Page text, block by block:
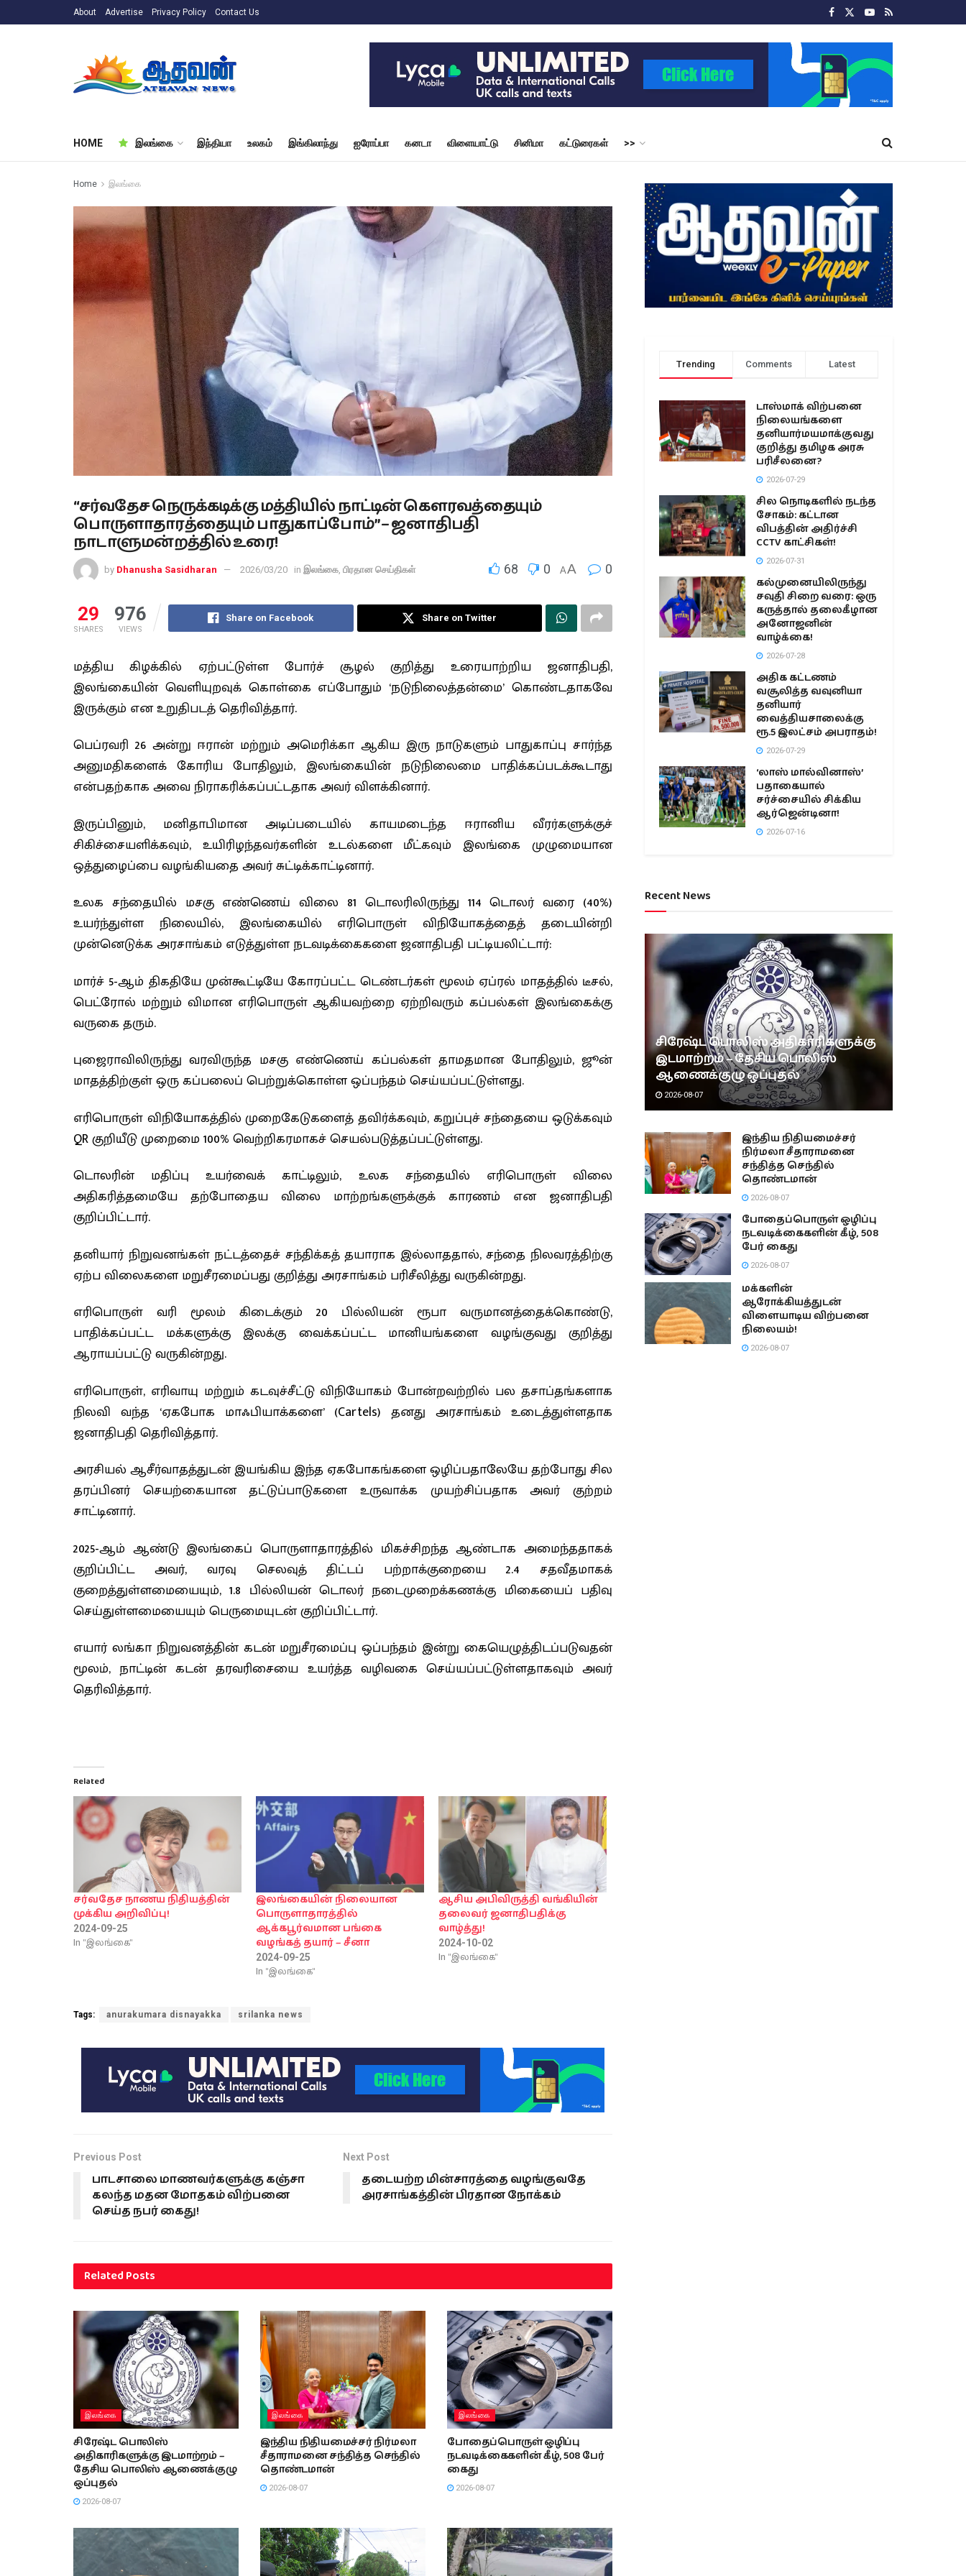
About Advertise Privacy Policy Contact Us
HOME இலங்கை இந்தியா உலகம் இங்கிலாந்து ஐரோப்பா கனடா விளையாட்டு சினிமா கட்டுரைகள் >>
Home இலங்கை
“சர்வதேச நெருக்கடிக்கு மத்தியில் நாட்டின் கௌரவத்தையும்
பொருளாதாரத்தையும் பாதுகாப்போம்” – ஜனாதிபதி
நாடாளுமன்றத்தில் உரை!
by Dhanusha Sasidharan 2026/03/20 in இலங்கை பிரதான செய்திகள் 68 0 AA 0
29
SHARES
976
VIEWS
Share on Facebook Share on Twitter
மத்திய கிழக்கில் ஏற்பட்டுள்ள போர்ச் சூழல் குறித்து உரையாற்றிய ஜனாதிபதி,
இலங்கையின் வெளியுறவுக் கொள்கை எப்போதும் ‘நடுநிலைத்தன்மை’ கொண்டதாகவே
இருக்கும் என உறுதிபடத் தெரிவித்தார்.
பெப்ரவரி 26 அன்று ஈரான் மற்றும் அமெரிக்கா ஆகிய இரு நாடுகளும் பாதுகாப்பு சார்ந்த
அனுமதிகளைக் கோரிய போதிலும், இலங்கையின் நடுநிலைமை பாதிக்கப்படக்கூடாது
என்பதற்காக அவை நிராகரிக்கப்பட்டதாக அவர் விளக்கினார்.
இருப்பினும், மனிதாபிமான அடிப்படையில் காயமடைந்த ஈரானிய வீரர்களுக்குச்
சிகிச்சையளிக்கவும், உயிரிழந்தவர்களின் உடல்களை மீட்கவும் இலங்கை முழுமையான
ஒத்துழைப்பை வழங்கியதை அவர் சுட்டிக்காட்டினார்.
உலக சந்தையில் மசகு எண்ணெய் விலை 81 டொலரிலிருந்து 114 டொலர் வரை (40%)
உயர்ந்துள்ள நிலையில், இலங்கையில் எரிபொருள் விநியோகத்தைத் தடையின்றி
முன்னெடுக்க அரசாங்கம் எடுத்துள்ள நடவடிக்கைகளை ஜனாதிபதி பட்டியலிட்டார்:
மார்ச் 5-ஆம் திகதியே முன்கூட்டியே கோரப்பட்ட டெண்டர்கள் மூலம் ஏப்ரல் மாதத்தில் டீசல்,
பெட்ரோல் மற்றும் விமான எரிபொருள் ஆகியவற்றை ஏற்றிவரும் கப்பல்கள் இலங்கைக்கு
வருகை தரும்.
புஜைராவிலிருந்து வரவிருந்த மசகு எண்ணெய் கப்பல்கள் தாமதமான போதிலும், ஜூன்
மாதத்திற்குள் ஒரு கப்பலைப் பெற்றுக்கொள்ள ஒப்பந்தம் செய்யப்பட்டுள்ளது.
எரிபொருள் விநியோகத்தில் முறைகேடுகளைத் தவிர்க்கவும், கறுப்புச் சந்தையை ஒடுக்கவும்
QR குறியீடு முறைமை 100% வெற்றிகரமாகச் செயல்படுத்தப்பட்டுள்ளது.
டொலரின் மதிப்பு உயர்வைக் காட்டிலும், உலக சந்தையில் எரிபொருள் விலை
அதிகரித்தமையே தற்போதைய விலை மாற்றங்களுக்குக் காரணம் என ஜனாதிபதி
குறிப்பிட்டார்.
தனியார் நிறுவனங்கள் நட்டத்தைச் சந்திக்கத் தயாராக இல்லாததால், சந்தை நிலவரத்திற்கு
ஏற்ப விலைகளை மறுசீரமைப்பது குறித்து அரசாங்கம் பரிசீலித்து வருகின்றது.
எரிபொருள் வரி மூலம் கிடைக்கும் 20 பில்லியன் ரூபா வருமானத்தைக்கொண்டு,
பாதிக்கப்பட்ட மக்களுக்கு இலக்கு வைக்கப்பட்ட மானியங்களை வழங்குவது குறித்து
ஆராயப்பட்டு வருகின்றது.
எரிபொருள், எரிவாயு மற்றும் கடவுச்சீட்டு விநியோகம் போன்றவற்றில் பல தசாப்தங்களாக
நிலவி வந்த ‘ஏகபோக மாஃபியாக்களை’ (Cartels) தனது அரசாங்கம் உடைத்துள்ளதாக
ஜனாதிபதி தெரிவித்தார்.
அரசியல் ஆசீர்வாதத்துடன் இயங்கிய இந்த ஏகபோகங்களை ஒழிப்பதாலேயே தற்போது சில
தரப்பினர் செயற்கையான தட்டுப்பாடுகளை உருவாக்க முயற்சிப்பதாக அவர் குற்றம்
சாட்டினார்.
2025-ஆம் ஆண்டு இலங்கைப் பொருளாதாரத்தில் மிகச்சிறந்த ஆண்டாக அமைந்ததாகக்
குறிப்பிட்ட அவர், வரவு செலவுத் திட்டப் பற்றாக்குறையை 2.4 சதவீதமாகக்
குறைத்துள்ளமையையும், 1.8 பில்லியன் டொலர் நடைமுறைக்கணக்கு மிகையைப் பதிவு
செய்துள்ளமையையும் பெருமையுடன் குறிப்பிட்டார்.
எயார் லங்கா நிறுவனத்தின் கடன் மறுசீரமைப்பு ஒப்பந்தம் இன்று கையெழுத்திடப்படுவதன்
மூலம், நாட்டின் கடன் தரவரிசையை உயர்த்த வழிவகை செய்யப்பட்டுள்ளதாகவும் அவர்
தெரிவித்தார்.
Related
சர்வதேச நாணய நிதியத்தின்
முக்கிய அறிவிப்பு!
2024-09-25
In "இலங்கை"
இலங்கையின் நிலையான
பொருளாதாரத்தில்
ஆக்கபூர்வமான பங்கை
வழங்கத் தயார் – சீனா
2024-09-25
In "இலங்கை"
ஆசிய அபிவிருத்தி வங்கியின்
தலைவர் ஜனாதிபதிக்கு
வாழ்த்து!
2024-10-02
In "இலங்கை"
Tags: anurakumara disnayakka srilanka news
Previous Post
பாடசாலை மாணவர்களுக்கு கஞ்சா
கலந்த மதன மோதகம் விற்பனை
செய்த நபர் கைது!
Next Post
தடையற்ற மின்சாரத்தை வழங்குவதே
அரசாங்கத்தின் பிரதான நோக்கம்
RelatedPosts
இலங்கை
சிரேஷ்ட பொலிஸ்
அதிகாரிகளுக்கு இடமாற்றம் –
தேசிய பொலிஸ் ஆணைக்குழு
ஒப்புதல்
2026-08-07
இலங்கை
இந்திய நிதியமைச்சர் நிர்மலா
சீதாராமனை சந்தித்த செந்தில்
தொண்டமான்
2026-08-07
இலங்கை
போதைப்பொருள் ஒழிப்பு
நடவடிக்கைகளின் கீழ், 508 பேர்
கைது
2026-08-07
Trending Comments Latest
டாஸ்மாக் விற்பனை
நிலையங்களை
தனியார்மயமாக்குவது
குறித்து தமிழக அரசு
பரிசீலனை?
2026-07-29
சில நொடிகளில் நடந்த
சோகம்: கட்டான
விபத்தின் அதிர்ச்சி
CCTV காட்சிகள்!
2026-07-31
கல்முனையிலிருந்து
சவுதி சிறை வரை: ஒரு
கருத்தால் தலைகீழான
அனோஜனின்
வாழ்க்கை!
2026-07-28
அதிக கட்டணம்
வசூலித்த வவுனியா
தனியார்
வைத்தியசாலைக்கு
ரூ.5 இலட்சம் அபராதம்!
2026-07-29
‘லாஸ் மால்வினாஸ்’
பதாகையால்
சர்ச்சையில் சிக்கிய
ஆர்ஜென்டினா!
2026-07-16
Recent News
சிரேஷ்ட பொலிஸ் அதிகாரிகளுக்கு
இடமாற்றம் – தேசிய பொலிஸ்
ஆணைக்குழு ஒப்புதல்
2026-08-07
இந்திய நிதியமைச்சர்
நிர்மலா சீதாராமனை
சந்தித்த செந்தில்
தொண்டமான்
2026-08-07
போதைப்பொருள் ஒழிப்பு
நடவடிக்கைகளின் கீழ், 508
பேர் கைது
2026-08-07
மக்களின்
ஆரோக்கியத்துடன்
விளையாடிய விற்பனை
நிலையம்!
2026-08-07